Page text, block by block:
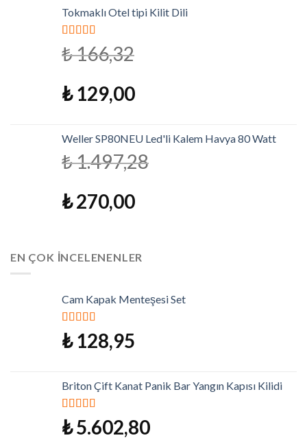
Tokmaklı Otel tipi Kilit Dili
5 üzerinden
4.79oy aldı
₺166,32
₺129,00
Weller SP80NEU Led'li Kalem Havya 80 Watt
₺1.497,28
₺270,00
EN ÇOK İNCELENENLER
Cam Kapak Menteşesi Set
5 üzerinden
5.00oy aldı
₺128,95
Briton Çift Kanat Panik Bar Yangın Kapısı Kilidi
5 üzerinden
5.00oy aldı
₺5.602,80